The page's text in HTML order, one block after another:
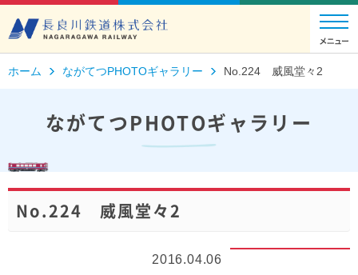
ホーム ながてつPHOTOギャラリー No.224 威風堂々2
ながてつPHOTOギャラリー
No.224 威風堂々2
2016.04.06